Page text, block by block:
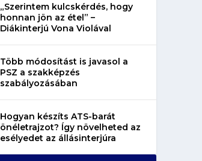
„Szerintem kulcskérdés, hogy
honnan jön az étel” –
Diákinterjú Vona Violával
Több módosítást is javasol a
PSZ a szakképzés
szabályozásában
Hogyan készíts ATS-barát
önéletrajzot? Így növelheted az
esélyedet az állásinterjúra